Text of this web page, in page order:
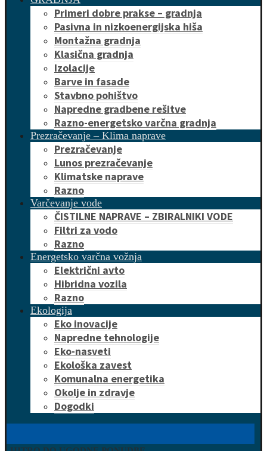
Primeri dobre prakse – gradnja
Pasivna in nizkoenergijska hiša
Montažna gradnja
Klasična gradnja
Izolacije
Barve in fasade
Stavbno pohištvo
Napredne gradbene rešitve
Razno-energetsko varčna gradnja
Prezračevanje – Klima naprave
Prezračevanje
Lunos prezračevanje
Klimatske naprave
Razno
Varčevanje vode
ČISTILNE NAPRAVE – ZBIRALNIKI VODE
Filtri za vodo
Razno
Energetsko varčna vožnja
Električni avto
Hibridna vozila
Razno
Ekologija
Eko inovacije
Napredne tehnologije
Eko-nasveti
Ekološka zavest
Komunalna energetika
Okolje in zdravje
Dogodki